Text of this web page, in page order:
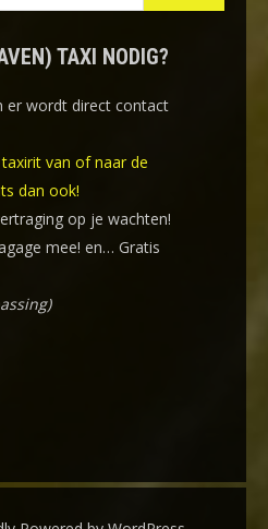
TAXI NODIG?
er wordt direct contact
van of naar de
dan ook!
op je wachten!
mee! en… Gratis